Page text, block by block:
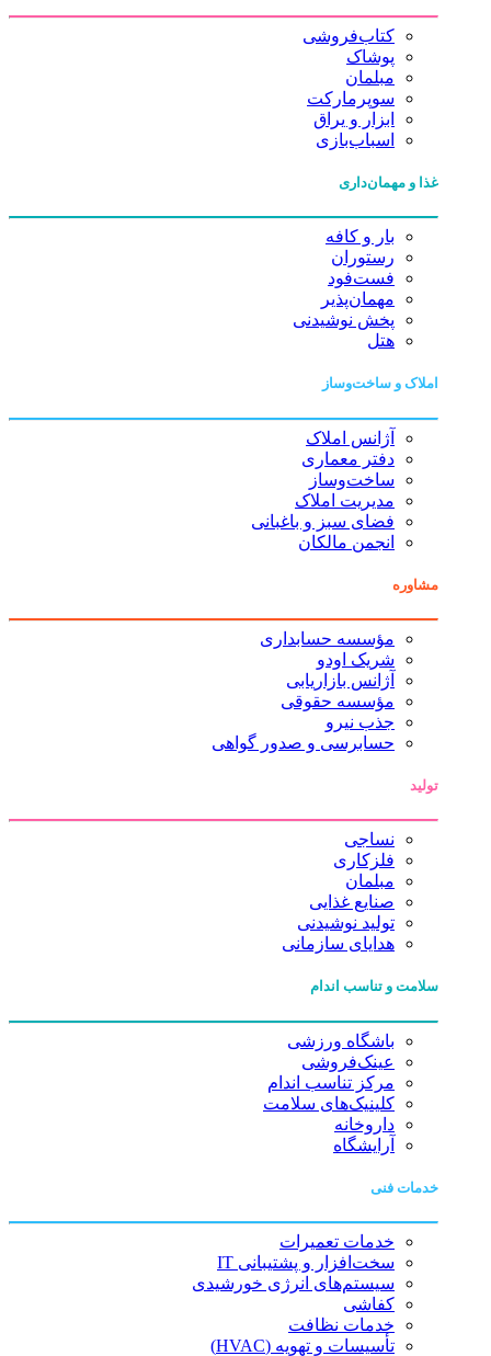
کتاب‌فروشی
پوشاک
مبلمان
سوپرمارکت
ابزار و یراق
اسباب‌بازی
غذا و مهمان‌داری
بار و کافه
رستوران
فست‌فود
مهمان‌پذیر
پخش نوشیدنی
هتل
املاک و ساخت‌وساز
آژانس املاک
دفتر معماری
ساخت‌وساز
مدیریت املاک
فضای سبز و باغبانی
انجمن مالکان
مشاوره
مؤسسه حسابداری
شریک اودو
آژانس بازاریابی
مؤسسه حقوقی
جذب نیرو
حسابرسی و صدور گواهی
تولید
نساجی
فلزکاری
مبلمان
صنایع غذایی
تولید نوشیدنی
هدایای سازمانی
سلامت و تناسب اندام
باشگاه ورزشی
عینک‌فروشی
مرکز تناسب اندام
کلینیک‌های سلامت
داروخانه
آرایشگاه
خدمات فنی
خدمات تعمیرات
سخت‌افزار و پشتیبانی IT
سیستم‌های انرژی خورشیدی
کفاشی
خدمات نظافت
تأسیسات و تهویه (HVAC)